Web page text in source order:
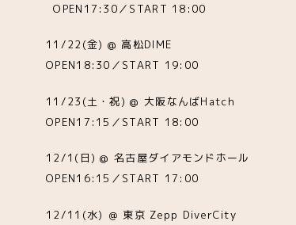
OPEN17:30／START 18:00
11/22(金) @ 高松DIME
OPEN18:30／START 19:00
11/23(土・祝) @ 大阪なんばHatch
OPEN17:15／START 18:00
12/1(日) @ 名古屋ダイアモンドホール
OPEN16:15／START 17:00
12/11(水) ＠ 東京 Zepp DiverCity